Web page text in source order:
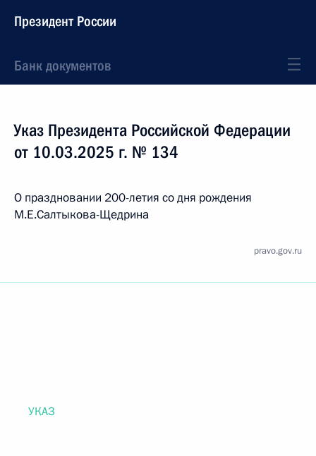
Президент России
Банк документов
Указ Президента Российской Федерации
от 10.03.2025 г. № 134
О праздновании 200-летия со дня рождения
М.Е.Салтыкова-Щедрина
pravo.gov.ru
УКАЗ